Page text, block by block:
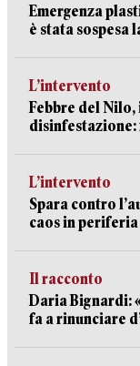
Emergenza
è stata sospesa
L’intervento
Febbre del Nilo,
L’intervento
Spara contro
caos in periferia
Il racconto
Daria Bignardi:
fa a rinunciare